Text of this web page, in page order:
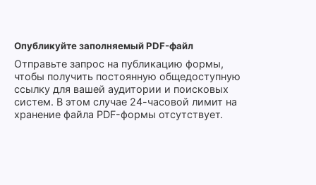
Опубликуйте заполняемый PDF-файл
Отправьте запрос на публикацию формы,
чтобы получить постоянную общедоступную
ссылку для вашей аудитории и поисковых
систем. В этом случае 24-часовой лимит на
хранение файла PDF-формы отсутствует.